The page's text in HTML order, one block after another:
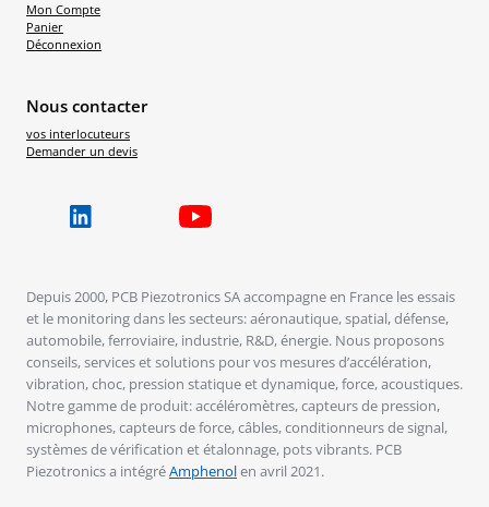
Mon Compte
Panier
Déconnexion
Nous contacter
vos interlocuteurs
Demander un devis
Depuis 2000, PCB Piezotronics SA accompagne en France les essais
et le monitoring dans les secteurs: aéronautique, spatial, défense,
automobile, ferroviaire, industrie, R&D, énergie. Nous proposons
conseils, services et solutions pour vos mesures d’accélération,
vibration, choc, pression statique et dynamique, force, acoustiques.
Notre gamme de produit: accéléromètres, capteurs de pression,
microphones, capteurs de force, câbles, conditionneurs de signal,
systèmes de vérification et étalonnage, pots vibrants. PCB
Piezotronics a intégréAmphenolen avril 2021.